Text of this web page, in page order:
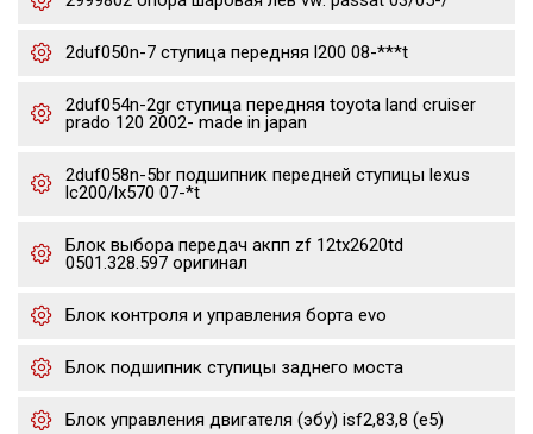
2duf050n-7 ступица передняя l200 08-***t
2duf054n-2gr ступица передняя toyota land cruiser
prado 120 2002- made in japan
2duf058n-5br подшипник передней ступицы lexus
lc200/lx570 07-*t
Блок выбора передач акпп zf 12tx2620td
0501.328.597 оригинал
Блок контроля и управления борта evo
Блок подшипник ступицы заднего моста
Блок управления двигателя (эбу) isf2,83,8 (е5)